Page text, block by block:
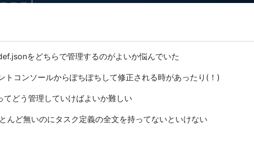
をどちらで管理するのがよいか悩んでいた
トコンソールからぽちぽちして修正される時があったり(！)
どう管理していけばよいか難しい
んど無いのにタスク定義の全文を持ってないといけない